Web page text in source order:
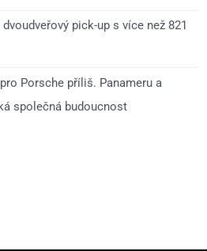
pick-up s více než 821
Porsche příliš. Panameru a
společná budoucnost